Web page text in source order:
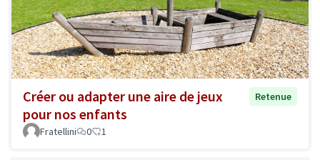
Créer ou adapter une aire de jeux
pour nos enfants
Retenue
Fratellini 0 1